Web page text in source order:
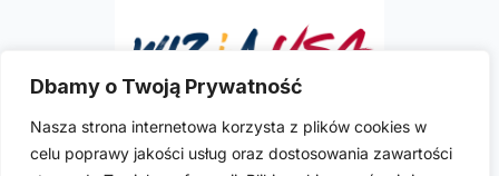
Dbamy o Twoją Prywatność
Nasza strona internetowa korzysta z plików cookies w
celu poprawy jakości usług oraz dostosowania zawartości
Ilona R. Szymkowiczto doświadczona i